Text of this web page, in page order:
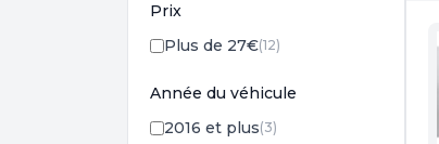
Prix
Plus de 27€(12)
Année du véhicule
2016 et plus(3)